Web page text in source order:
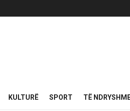
KULTURË SPORT TË